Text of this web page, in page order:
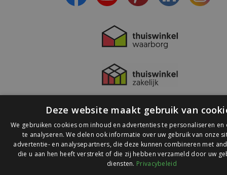
© 2026 Ledlichtdiscounter.nl
Deze website maakt gebruik van
We gebruiken cookies om inhoud en advertenties te personaliseren en
te analyseren. We delen ook informatie over uw gebruik van onze
advertentie- en analysepartners, die deze kunnen combineren met
die u aan hen heeft verstrekt of die zij hebben verzameld door uw
diensten. Privacybeleid